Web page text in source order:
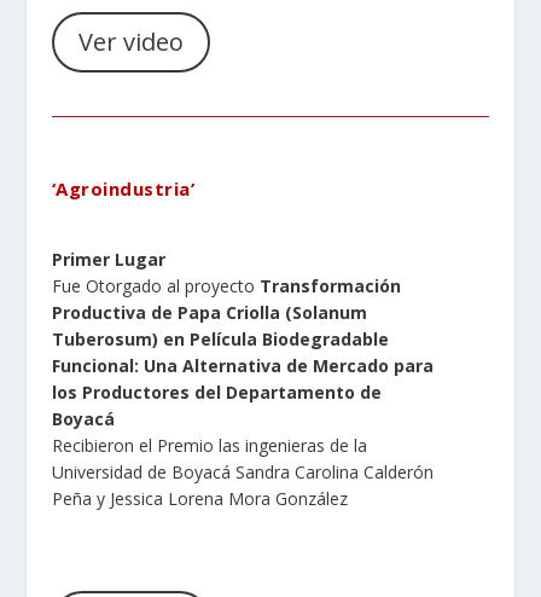
Ver video
‘Agroindustria’
Primer Lugar
Fue Otorgado al proyecto Transformación
Productiva de Papa Criolla (Solanum
Tuberosum) en Película Biodegradable
Funcional: Una Alternativa de Mercado para
los Productores del Departamento de
Boyacá
Recibieron el Premio las ingenieras de la
Universidad de Boyacá Sandra Carolina Calderón
Peña y Jessica Lorena Mora González